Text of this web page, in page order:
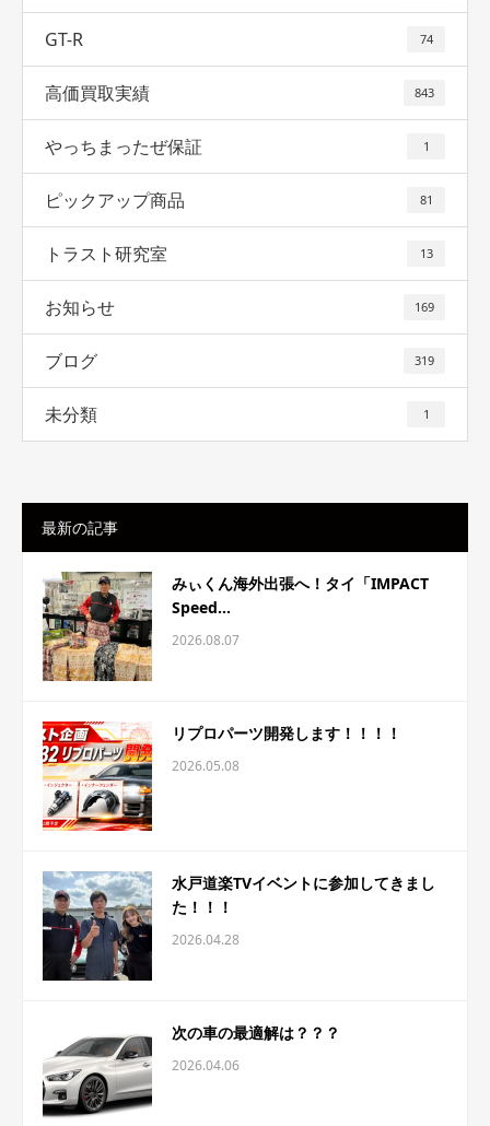
GT-R 74
高価買取実績 843
やっちまったぜ保証 1
ピックアップ商品 81
トラスト研究室 13
お知らせ 169
ブログ 319
未分類 1
最新の記事
みぃくん海外出張へ！タイ「IMPACT
Speed...
2026.08.07
リプロパーツ開発します！！！！
2026.05.08
水戸道楽TVイベントに参加してきまし
た！！！
2026.04.28
次の車の最適解は？？？
2026.04.06